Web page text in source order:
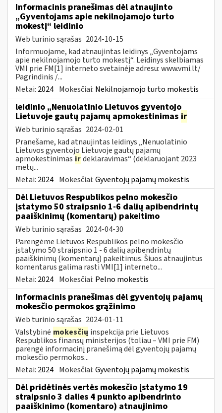
Informacinis pranešimas dėl atnaujinto
„Gyventojams apie nekilnojamojo turto
mokestį“ leidinio
Web turinio sąrašas 2024-10-15
Informuojame, kad atnaujintas leidinys „Gyventojams
apie nekilnojamojo turto mokestį“. Leidinys skelbiamas
VMI prie FM[1] interneto svetainėje adresu: www.vmi.lt/
Pagrindinis /...
Metai: 2024 Mokesčiai: Nekilnojamojo turto mokestis
leidinio „Nenuolatinio Lietuvos gyventojo
Lietuvoje gautų pajamų apmokestinimas ir
Web turinio sąrašas 2024-02-01
Pranešame, kad atnaujintas leidinys „Nenuolatinio
Lietuvos gyventojo Lietuvoje gautų pajamų
apmokestinimas irdeklaravimas“ (deklaruojant 2023
metų...
Metai: 2024 Mokesčiai:Gyventojų pajamų mokestis
Dėl Lietuvos Respublikos pelno mokesčio
įstatymo 50 straipsnio 1-6 dalių apibendrintų
paaiškinimų (komentarų) pakeitimo
Web turinio sąrašas 2024-04-30
Parengėme Lietuvos Respublikos pelno mokesčio
įstatymo 50 straipsnio 1 - 6 dalių apibendrintų
paaiškinimų (komentarų) pakeitimus. Šiuos atnaujintus
komentarus galima rasti VMI[1] interneto...
Metai: 2024 Mokesčiai: Pelno mokestis
Informacinis pranešimas dėl gyventojų pajamų
mokesčio permokos grąžinimo
Web turinio sąrašas 2024-01-11
Valstybinė mokesčių inspekcija prie Lietuvos
Respublikos finansų ministerijos (toliau – VMI prie FM)
parengė informacinį pranešimą dėl gyventojų pajamų
mokesčio permokos...
Metai: 2024 Mokesčiai:Gyventojų pajamų mokestis
Dėl pridėtinės vertės mokesčio įstatymo 19
straipsnio 3 dalies 4 punkto apibendrinto
paaiškinimo (komentaro) atnaujinimo